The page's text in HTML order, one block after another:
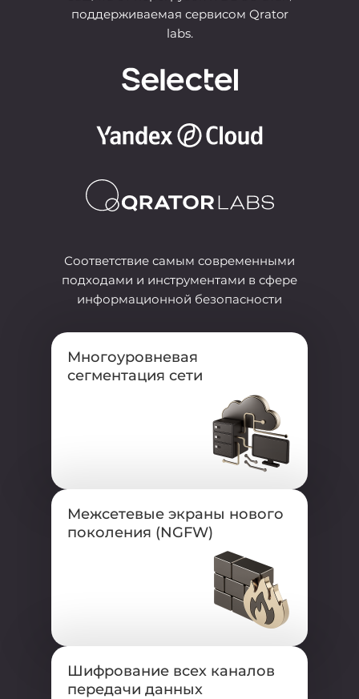
поддерживаемая сервисом Qrator
labs.
Соответствие самым современными
подходами и инструментами в сфере
информационной безопасности
Многоуровневая
сегментация сети
Межсетевые экраны нового
поколения (NGFW)
Шифрование всех каналов
передачи данных